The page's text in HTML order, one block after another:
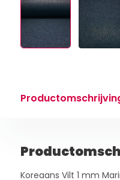
Koreaans Vilt 1 mm